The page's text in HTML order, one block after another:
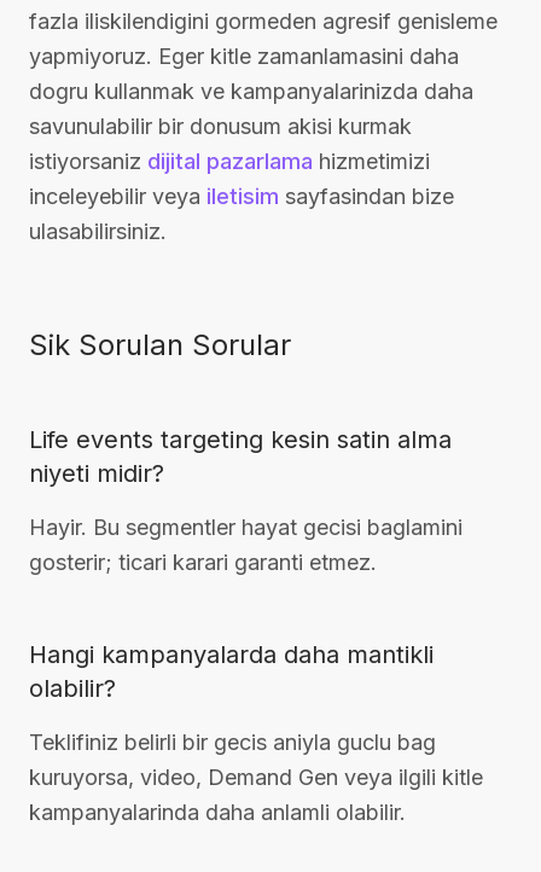
fazla iliskilendigini gormeden agresif genisleme
yapmiyoruz. Eger kitle zamanlamasini daha
dogru kullanmak ve kampanyalarinizda daha
savunulabilir bir donusum akisi kurmak
istiyorsaniz dijital pazarlama hizmetimizi
inceleyebilir veya iletisim sayfasindan bize
ulasabilirsiniz.
Sik Sorulan Sorular
Life events targeting kesin satin alma
niyeti midir?
Hayir. Bu segmentler hayat gecisi baglamini
gosterir; ticari karari garanti etmez.
Hangi kampanyalarda daha mantikli
olabilir?
Teklifiniz belirli bir gecis aniyla guclu bag
kuruyorsa, video, Demand Gen veya ilgili kitle
kampanyalarinda daha anlamli olabilir.